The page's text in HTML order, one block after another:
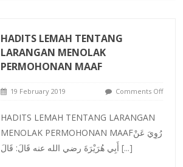
HADITS LEMAH TENTANG
LARANGAN MENOLAK
PERMOHONAN MAAF
19 February 2019 Comments Off
HADITS LEMAH TENTANG LARANGAN
MENOLAK PERMOHONAN MAAFرُوِيَ عَنْ
[...]